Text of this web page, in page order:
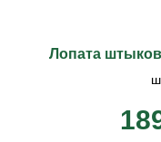
Лопата